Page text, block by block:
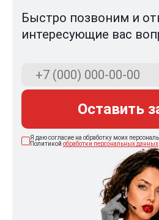
Быстро позвоним и
интересующие вас
Оставить
Я даю согласие на обработку моих
Политикой обработки персональных данных